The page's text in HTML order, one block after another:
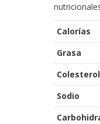
Calorías
Grasa
Colesterol
Sodio